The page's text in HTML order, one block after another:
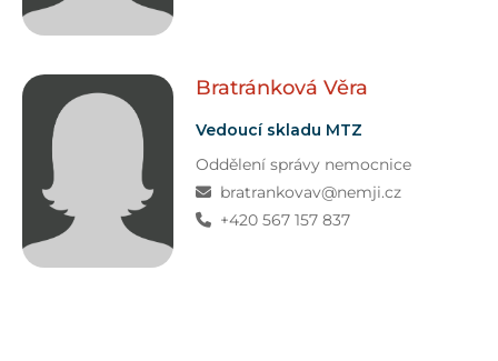
Bratránková Věra
Vedoucí skladu MTZ
Oddělení správy nemocnice
bratrankovav@nemji.cz
+420 567 157 837